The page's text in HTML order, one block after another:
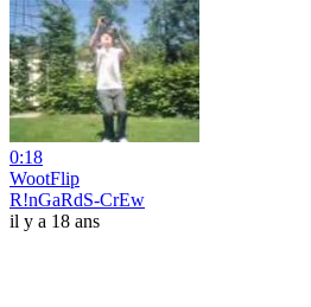
0:18
WootFlip
R!nGaRdS-CrEw
il y a 18 ans